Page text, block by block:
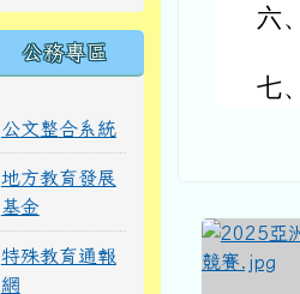
公務專區
公文整合系統
地方教育發展
基金
特殊教育通報
網
六、
七、